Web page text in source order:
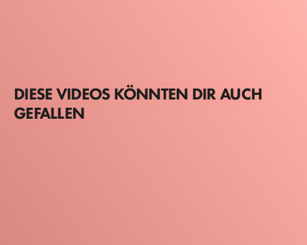
DIESE VIDEOS KÖNNTEN DIR AUCH
GEFALLEN